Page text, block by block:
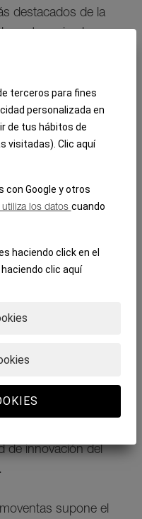
destacados de la
protagonizada por
de Neinor Homes.
lasestrategias
en el
también el
relación con el
la inspiradora
Víctor Küppers,
sobre actitud,
de innovación del
supone el
terceros para fines
personalizada en
de tus hábitos de
visitadas). Clic aquí
Google y otros
los datos cuando
haciendo click en el
clic aquí­